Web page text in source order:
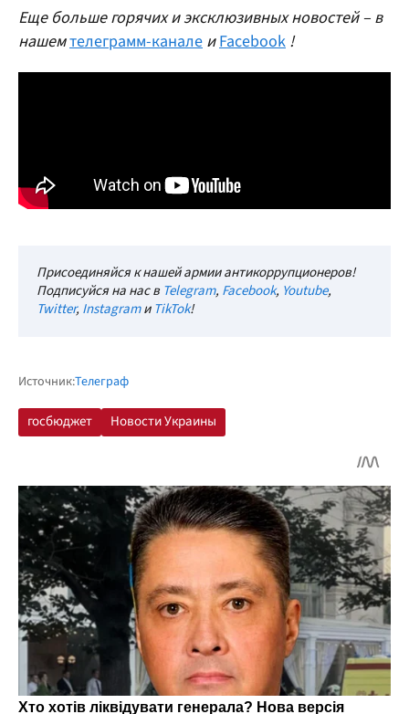
Еще больше горячих и эксклюзивных новостей – в
нашемтелеграмм-канале иFacebook !
Присоединяйся к нашей армии антикоррупционеров!
Подписуйся на нас в Telegram, Facebook, Youtube,
Twitter, InstagramиTikTok!
Источник:Телеграф
госбюджет Новости Украины